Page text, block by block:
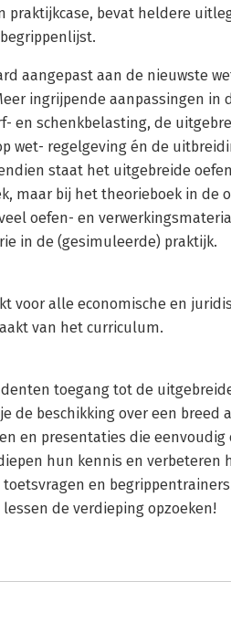
praktijkcase, bevat heldere
aangepast aan de nieuwste
ingrijpende aanpassingen in
en schenkbelasting, de
wet- regelgeving én de
staat het uitgebreide
maar bij het theorieboek in de
oefen- en
in de (gesimuleerde) praktijk.
voor alle economische en
van het curriculum.
toegang tot de
de beschikking over een breed
en presentaties die
hun kennis en verbeteren
en
de verdieping opzoeken!